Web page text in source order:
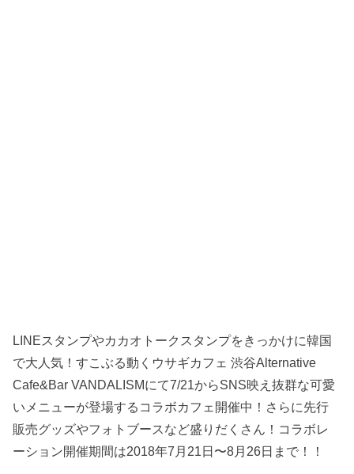
LINEスタンプやカカオトークスタンプをきっかけに韓国
で大人気！すこぶる動くウサギカフェ 渋谷Alternative
Cafe&Bar VANDALISMにて7/21からSNS映え抜群な可愛
いメニューが登場するコラボカフェ開催中！さらに先行
販売グッズやフォトブースなど盛りだくさん！コラボレ
ーション開催期間は2018年7月21日〜8月26日まで！！